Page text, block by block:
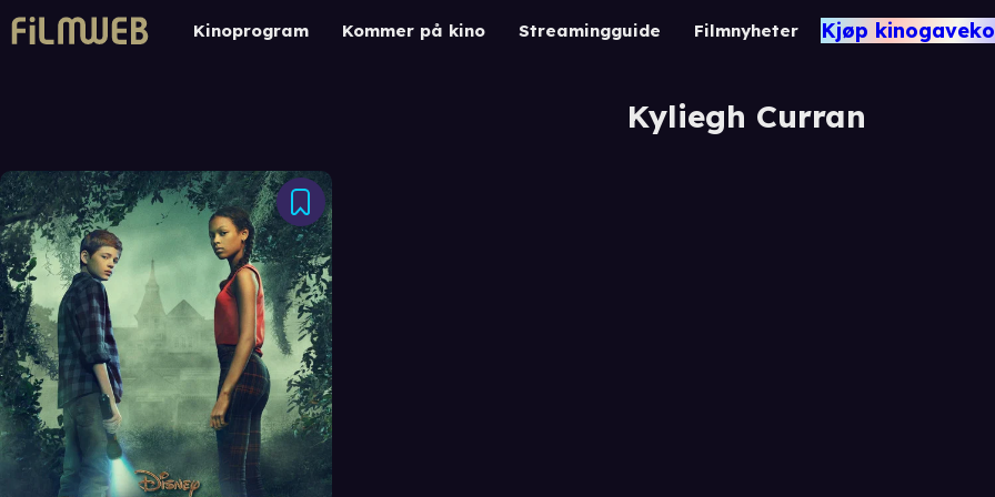
Kinoprogram Kommer på kino Streamingguide Filmnyheter Kjøp
Kyliegh Curran